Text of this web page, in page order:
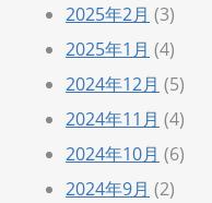
2025年2月 (3)
2025年1月 (4)
2024年12月 (5)
2024年11月 (4)
2024年10月 (6)
2024年9月 (2)